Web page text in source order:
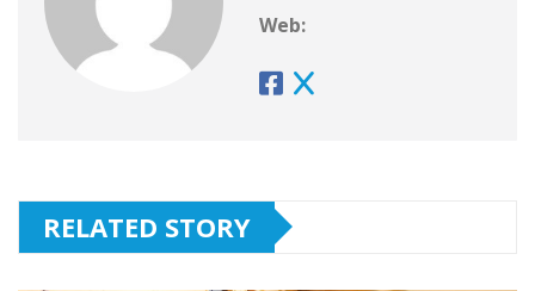
Web:
RELATED STORY